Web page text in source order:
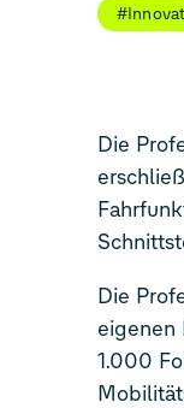
Die
Die
eigenen
1.000